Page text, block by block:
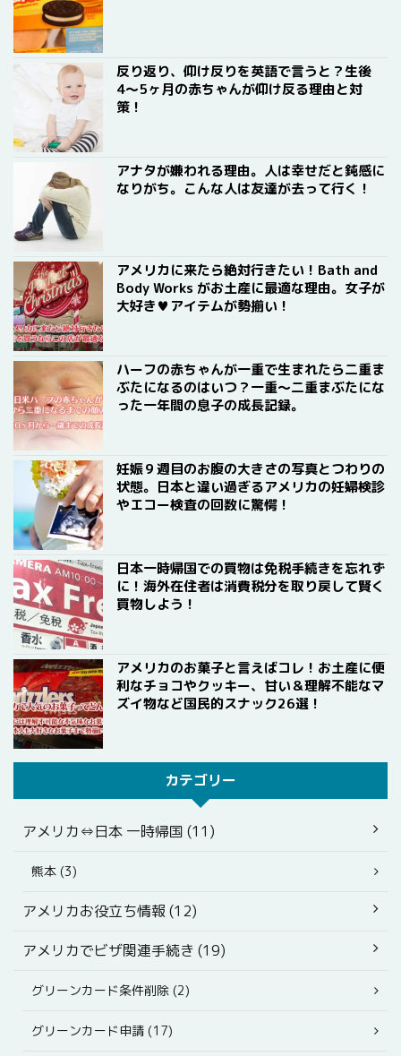
反り返り、仰け反りを英語で言うと？生後
4〜5ヶ月の赤ちゃんが仰け反る理由と対
策！
アナタが嫌われる理由。人は幸せだと鈍感に
なりがち。こんな人は友達が去って行く！
アメリカに来たら絶対行きたい！Bath and
Body Works がお土産に最適な理由。女子が
大好き♥アイテムが勢揃い！
ハーフの赤ちゃんが一重で生まれたら二重ま
ぶたになるのはいつ？一重〜二重まぶたにな
った一年間の息子の成長記録。
妊娠９週目のお腹の大きさの写真とつわりの
状態。日本と違い過ぎるアメリカの妊婦検診
やエコー検査の回数に驚愕！
日本一時帰国での買物は免税手続きを忘れず
に！海外在住者は消費税分を取り戻して賢く
買物しよう！
アメリカのお菓子と言えばコレ！お土産に便
利なチョコやクッキー、甘い＆理解不能なマ
ズイ物など国民的スナック26選！
カテゴリー
アメリカ⇔日本 一時帰国 (11)
熊本 (3)
アメリカお役立ち情報 (12)
アメリカでビザ関連手続き (19)
グリーンカード条件削除 (2)
グリーンカード申請 (17)